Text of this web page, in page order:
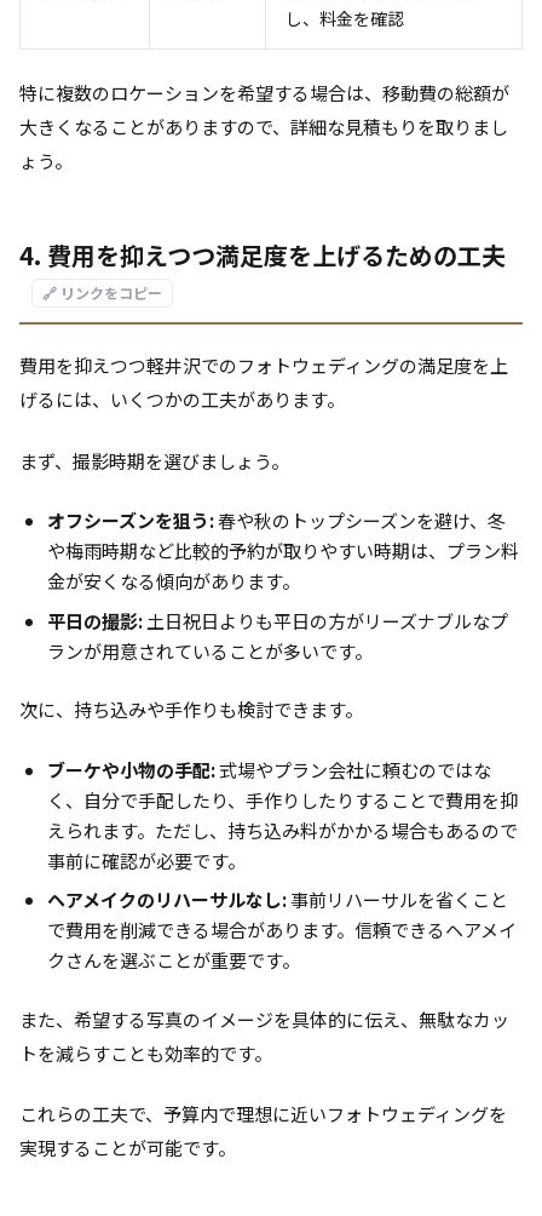
し、料金を確認
特に複数のロケーションを希望する場合は、移動費の総額が
大きくなることがありますので、詳細な見積もりを取りまし
ょう。
4. 費用を抑えつつ満足度を上げるための工夫
🔗 リンクをコピー
費用を抑えつつ軽井沢でのフォトウェディングの満足度を上
げるには、いくつかの工夫があります。
まず、撮影時期を選びましょう。
オフシーズンを狙う:春や秋のトップシーズンを避け、冬
や梅雨時期など比較的予約が取りやすい時期は、プラン料
金が安くなる傾向があります。
平日の撮影:土日祝日よりも平日の方がリーズナブルなプ
ランが用意されていることが多いです。
次に、持ち込みや手作りも検討できます。
ブーケや小物の手配:式場やプラン会社に頼むのではな
く、自分で手配したり、手作りしたりすることで費用を抑
えられます。ただし、持ち込み料がかかる場合もあるので
事前に確認が必要です。
ヘアメイクのリハーサルなし:事前リハーサルを省くこと
で費用を削減できる場合があります。信頼できるヘアメイ
クさんを選ぶことが重要です。
また、希望する写真のイメージを具体的に伝え、無駄なカッ
トを減らすことも効率的です。
これらの工夫で、予算内で理想に近いフォトウェディングを
実現することが可能です。